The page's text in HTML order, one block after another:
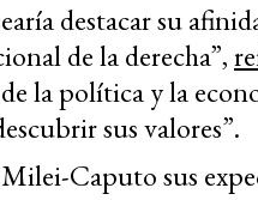
destacar su
de la derecha”,
la política y la
sus valores”.
Caputo sus